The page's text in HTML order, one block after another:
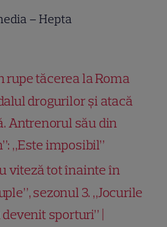
– Hepta
rupe tăcerea la Roma
drogurilor și atacă
Antrenorul său din
„Este imposibil”
viteză tot înainte în
sezonul 3. „Jocurile
sporturi” |